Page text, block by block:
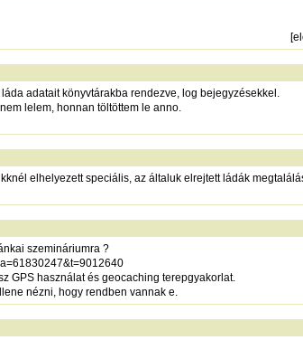
[
adatait könyvtárakba rendezve, log bejegyzésekkel.
lelem, honnan töltöttem le anno.
elhelyezett speciális, az általuk elrejtett ládák
szemináriumra ?
GPS használat és geocaching terepgyakorlat.
nézni, hogy rendben vannak e.